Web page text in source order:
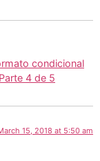
condicional
4 de 5
15, 2018 at 5:50 am